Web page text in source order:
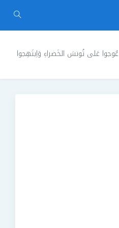
عُوجوا عَلى تُونسَ الخَضراءِ وَاِبتَهِجوا